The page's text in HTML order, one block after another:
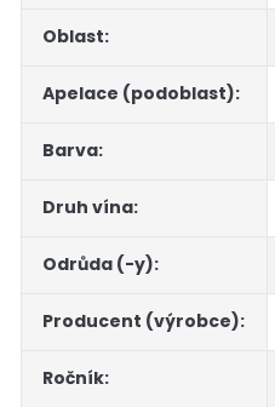
Oblast:
Apelace (podoblast):
Barva:
Druh vína:
Odrůda (-y):
Producent (výrobce):
Ročník: